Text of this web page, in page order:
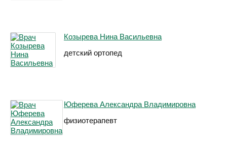
Козырева Нина Васильевна
детский ортопед
Юферева Александра Владимировна
физиотерапевт